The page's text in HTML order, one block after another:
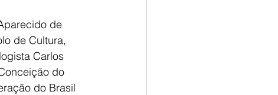
de
de Cultura,
Carlos
do
do Brasil